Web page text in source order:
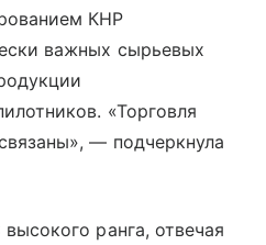
КНР
важных сырьевых
«Торговля
— подчеркнула
ранга, отвечая